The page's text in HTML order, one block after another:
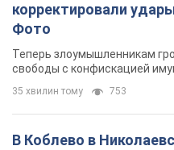
корректировали
Фото
Теперь злоумышленникам
свободы с конфискацией
35 хвилин тому 753
В Коблево в